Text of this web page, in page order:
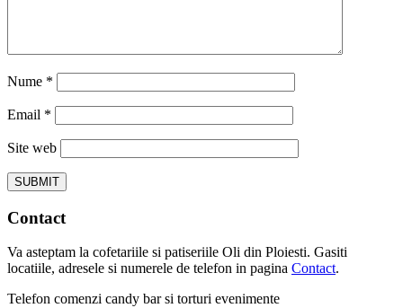
Nume *
Email *
Site web
Contact
Va asteptam la cofetariile si patiseriile Oli din Ploiesti. Gasiti
locatiile, adresele si numerele de telefon in pagina Contact.
Telefon comenzi candy bar si torturi evenimente